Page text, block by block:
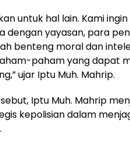
untuk hal lain. Kami
dengan yayasan, para
benteng moral dan
paham yang dapat
ujar Iptu Muh. Mahrip.
Iptu Muh. Mahrip
kepolisian dalam